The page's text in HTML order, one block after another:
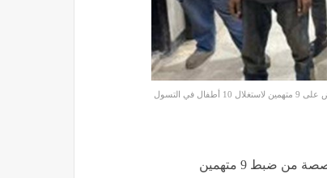
10 أطفال في التسول
بقطاع الشرطة المتخصصة من ضبط 9 متهمين